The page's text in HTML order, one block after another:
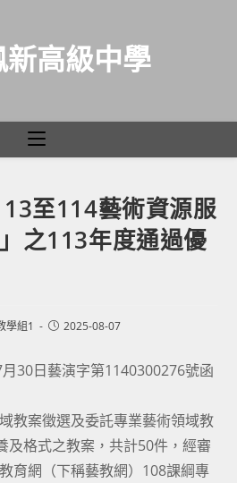
新高級中學
至114藝術資源服
之113年度通過優
學組1
Post2025-08-07
30日藝演字第1140300276號函
教案徵選及委託專業藝術領域教
及格式之教案，共計50件，經審
育網（下稱藝教網）108課綱專